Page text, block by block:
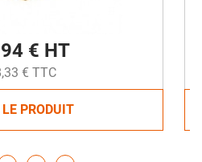
€ HT
€ TTC
PRODUIT